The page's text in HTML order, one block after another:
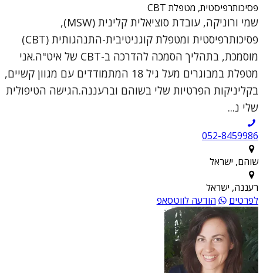
פסיכותרפיסטית, מטפלת CBT
שמי ורוניקה, עובדת סוציאלית קלינית (MSW),
פסיכותרפיסטית ומטפלת קוגניטיבית-התנהגותית (CBT)
מוסמכת, בתהליך הסמכה להדרכה ב-CBT של איט"ה.אני
מטפלת במבוגרים מעל גיל 18 המתמודדים עם מגוון קשיים,
בקליניקות הפרטיות שלי בשוהם וברעננה.הגישה הטיפולית
שלי נ...
052-8459986
שוהם, ישראל
רעננה, ישראל
לפרטים
הודעה לווטסאפ